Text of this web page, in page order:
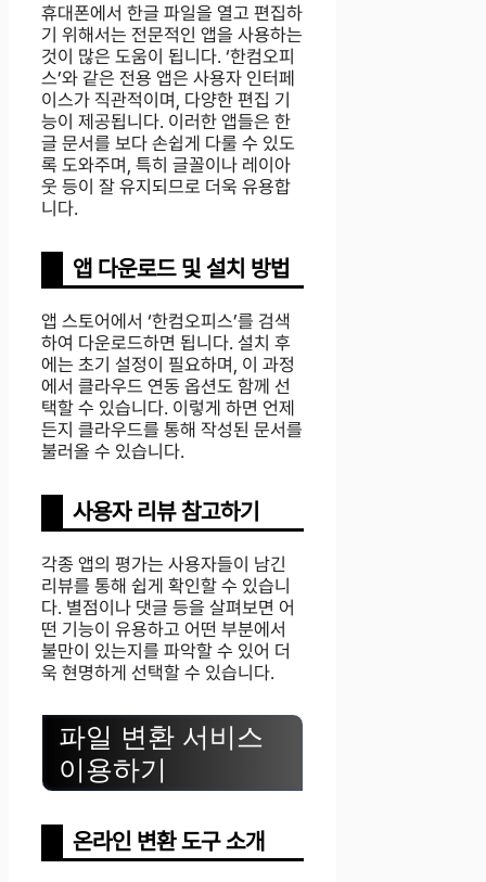
휴대폰에서 한글 파일을 열고 편집하
기 위해서는 전문적인 앱을 사용하는
것이 많은 도움이 됩니다. ‘한컴오피
스’와 같은 전용 앱은 사용자 인터페
이스가 직관적이며, 다양한 편집 기
능이 제공됩니다. 이러한 앱들은 한
글 문서를 보다 손쉽게 다룰 수 있도
록 도와주며, 특히 글꼴이나 레이아
웃 등이 잘 유지되므로 더욱 유용합
니다.
앱 다운로드 및 설치 방법
앱 스토어에서 ‘한컴오피스’를 검색
하여 다운로드하면 됩니다. 설치 후
에는 초기 설정이 필요하며, 이 과정
에서 클라우드 연동 옵션도 함께 선
택할 수 있습니다. 이렇게 하면 언제
든지 클라우드를 통해 작성된 문서를
불러올 수 있습니다.
사용자 리뷰 참고하기
각종 앱의 평가는 사용자들이 남긴
리뷰를 통해 쉽게 확인할 수 있습니
다. 별점이나 댓글 등을 살펴보면 어
떤 기능이 유용하고 어떤 부분에서
불만이 있는지를 파악할 수 있어 더
욱 현명하게 선택할 수 있습니다.
파일 변환 서비스
이용하기
온라인 변환 도구 소개